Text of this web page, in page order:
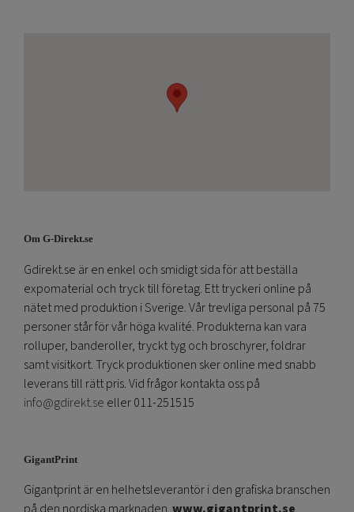
Om G-Direkt.se
Gdirekt.se är en enkel och smidigt sida för att beställa
expomaterial och tryck till företag. Ett tryckeri online på
nätet med produktion i Sverige. Vår trevliga personal på 75
personer står för vår höga kvalité. Produkterna kan vara
rolluper, banderoller, tryckt tyg och broschyrer, foldrar
samt visitkort. Tryck produktionen sker online med snabb
leverans till rätt pris. Vid frågor kontakta oss på
info@gdirekt.se eller 011-251515
GigantPrint
Gigantprint är en helhetsleverantör i den grafiska branschen